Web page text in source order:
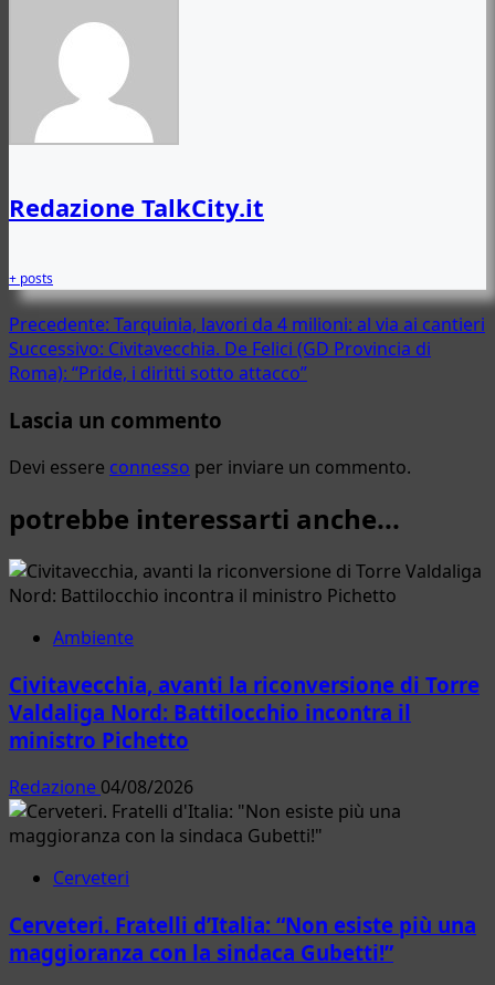
Redazione TalkCity.it
+ posts
Navigazione
articolo
Precedente: Tarquinia, lavori da 4 milioni: al via ai cantieri
Successivo: Civitavecchia. De Felici (GD Provincia di
Roma): “Pride, i diritti sotto attacco”
Lascia un commento
Devi essere connesso per inviare un commento.
potrebbe interessarti anche...
Ambiente
Civitavecchia, avanti la riconversione di Torre
Valdaliga Nord: Battilocchio incontra il
ministro Pichetto
Redazione 04/08/2026
Cerveteri
Cerveteri. Fratelli d’Italia: “Non esiste più una
maggioranza con la sindaca Gubetti!”